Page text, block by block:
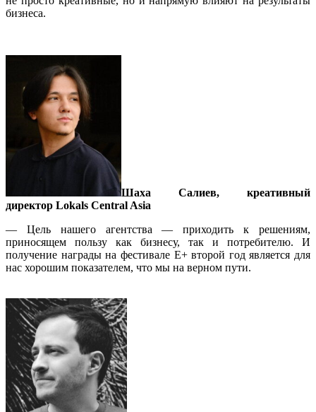
бизнеса.
Шаха Салиев, креативный
директор Lokals Central Asia
— Цель нашего агентства — приходить к решениям,
приносящем пользу как бизнесу, так и потребителю. И
получение награды на фестивале Е+ второй год является для
нас хорошим показателем, что мы на верном пути.